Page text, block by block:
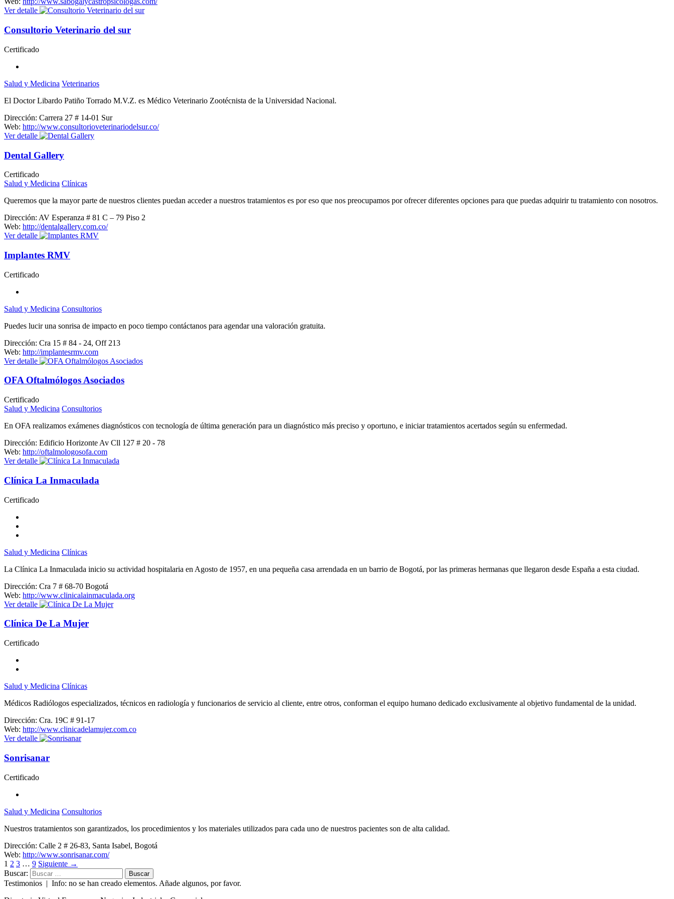
Ver detalle
Consultorio Veterinario del sur
Certificado
Salud y Medicina Veterinarios
El Doctor Libardo Patiño Torrado M.V.Z. es Médico Veterinario Zootécnista de la Universidad Nacional.
Dirección: Carrera 27 # 14-01 Sur
Web: http://www.consultorioveterinariodelsur.co/
Ver detalle
Dental Gallery
Certificado
Salud y Medicina Clínicas
Queremos que la mayor parte de nuestros clientes puedan acceder a nuestros tratamientos es por eso que nos preocupamos por ofrecer diferentes opciones para que puedas adquirir tu tratamiento con nosotros.
Dirección: AV Esperanza # 81 C – 79 Piso 2
Web: http://dentalgallery.com.co/
Ver detalle
Implantes RMV
Certificado
Salud y Medicina Consultorios
Puedes lucir una sonrisa de impacto en poco tiempo contáctanos para agendar una valoración gratuita.
Dirección: Cra 15 # 84 - 24, Off 213
Web: http://implantesrmv.com
Ver detalle
OFA Oftalmólogos Asociados
Certificado
Salud y Medicina Consultorios
En OFA realizamos exámenes diagnósticos con tecnología de última generación para un diagnóstico más preciso y oportuno, e iniciar tratamientos acertados según su enfermedad.
Dirección: Edificio Horizonte Av Cll 127 # 20 - 78
Web: http://oftalmologosofa.com
Ver detalle
Clínica La Inmaculada
Certificado
Salud y Medicina Clínicas
La Clínica La Inmaculada inicio su actividad hospitalaria en Agosto de 1957, en una pequeña casa arrendada en un barrio de Bogotá, por las primeras hermanas que llegaron desde España a esta ciudad.
Dirección: Cra 7 # 68-70 Bogotá
Web: http://www.clinicalainmaculada.org
Ver detalle
Clínica De La Mujer
Certificado
Salud y Medicina Clínicas
Médicos Radiólogos especializados, técnicos en radiología y funcionarios de servicio al cliente, entre otros, conforman el equipo humano dedicado exclusivamente al objetivo fundamental de la unidad.
Dirección: Cra. 19C # 91-17
Web: http://www.clinicadelamujer.com.co
Ver detalle
Sonrisanar
Certificado
Salud y Medicina Consultorios
Nuestros tratamientos son garantizados, los procedimientos y los materiales utilizados para cada uno de nuestros pacientes son de alta calidad.
Dirección: Calle 2 # 26-83, Santa Isabel, Bogotá
Web: http://www.sonrisanar.com/
1 2 3 … 9 Siguiente →
Buscar:
Testimonios | Info: no se han creado elementos. Añade algunos, por favor.